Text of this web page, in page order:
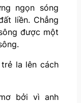
ngọn sóng
liền. Chẳng
được một
trẻ la lên cách
bởi vì anh